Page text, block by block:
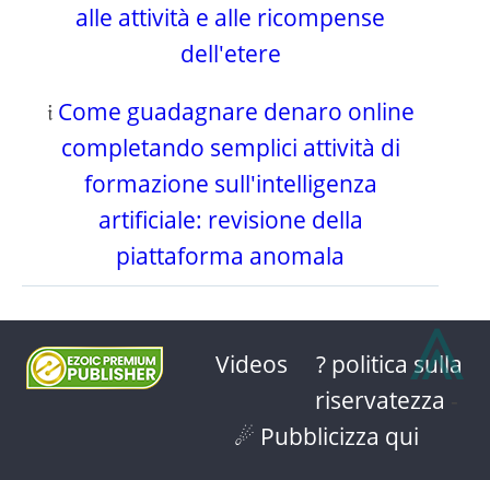
alle attività e alle ricompense
dell'etere
𝔦 Come guadagnare denaro online
completando semplici attività di
formazione sull'intelligenza
artificiale: revisione della
piattaforma anomala
Videos
? politica sulla
riservatezza
☄ Pubblicizza qui
⩓